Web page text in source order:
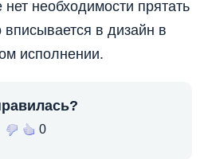
нет необходимости прятать
вписывается в дизайн в
исполнении.
0